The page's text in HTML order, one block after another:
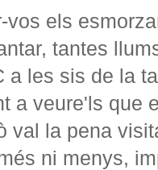
vos els
tantes
a les sis de la
a veure'ls que
val la pena
ni menys,